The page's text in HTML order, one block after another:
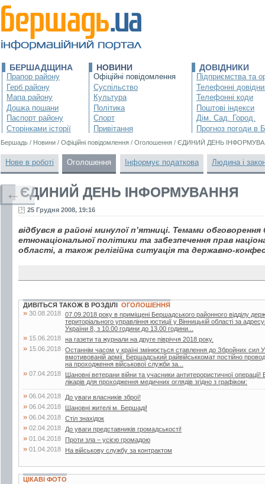
БЕРШАДЩИНА
Прапор району
Герб району
Мапа району
Дошка пошани
Паспорт району
Сторінками історії
НОВИНИ
Офіційні повідомлення
Суспільство
Культура
Політика
Спорт
Привітання
ДОВІДНИКИ
Підприємства та
Телефонні
Телефонні коди
Поштові індекси
Дім. Сад. Город.
Прогноз погоди в
Бершадь / Новини / Офіційні повідомлення / Оголошення / ЄДИНИЙ ДЕНЬ
Нове в роботі Оголошення Інформує податкова Людина і
ЄДИНИЙ ДЕНЬ ІНФОРМУВАННЯ
25 Грудня 2008, 19:16
відбувся в районі минулої п’ятниці. Темами обговорення
етнонаціональної політики та забезпечення прав
області, а також релігійна ситуація та державно-
←
ДИВІТЬСЯ ТАКОЖ В РОЗДІЛІ ОГОЛОШЕННЯ
» 30.08.2018 07.09.2018 року в приміщені Бершадського районного відділу
територіального управління юстиції у Вінницькій області за
України 8, з 10.00 години до 13.00 години...
» 15.06.2018 на газети та журнали на друге півріччя 2018 року.
» 15.06.2018 Останнім часом у країні змінюється ставлення до Збройних сил
вмотивованій армії. Бершадський райвійськкомат постійно
на проходження військової служби за...
» 07.04.2018
Шановні ветерани війни та учасники антитерористичної
лікарів для проходження медичних оглядів згідно з графіком:
» 06.04.2018 До уваги власників зброї!
» 06.04.2018 Шановні жителі м. Бершаді!
» 06.04.2018 Стіл знахідок
» 02.04.2018 До уваги представників громадськості!
» 01.04.2018 Проти зла – усією громадою
» 01.04.2018 На військову службу за контрактом
ЦІКАВІ ФОТО